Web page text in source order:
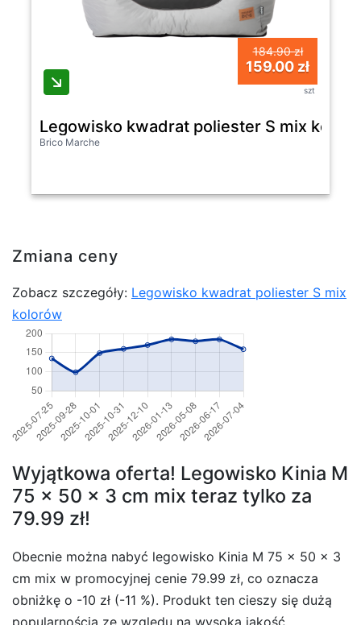
184.90 zł
159.00 zł
szt
Legowisko kwadrat poliester S mix
Brico Marche
Zmiana ceny
Zobacz szczegóły: Legowisko kwadrat poliester S mix
kolorów
Wyjątkowa oferta! Legowisko Kinia M
75 x 50 x 3 cm mix teraz tylko za
79.99 zł!
Obecnie można nabyć legowisko Kinia M 75 x 50 x 3
cm mix w promocyjnej cenie 79.99 zł, co oznacza
obniżkę o -10 zł (-11 %). Produkt ten cieszy się dużą